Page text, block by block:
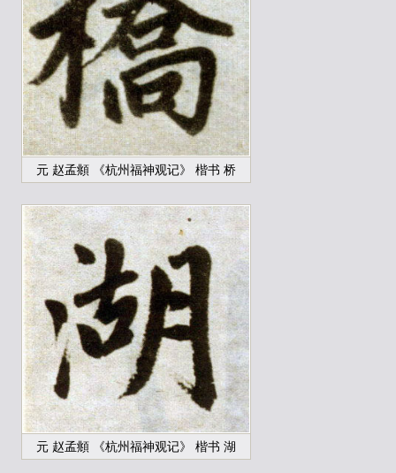
元 赵孟頫 《杭州福神观记》 楷书 桥
元 赵孟頫 《杭州福神观记》 楷书 湖